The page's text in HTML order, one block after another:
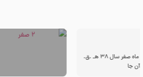
1ـ ورود اسراى اهل
ملعون پس از این كه